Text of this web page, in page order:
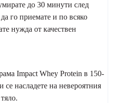
до 30 минути след
го приемате и по всяко
нужда от качествен
Impact Whey Protein в 150-
насладете на невероятния